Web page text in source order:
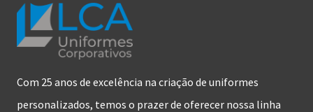
Com 25 anos de excelência na criação de uniformes
personalizados, temos o prazer de oferecer nossa linha